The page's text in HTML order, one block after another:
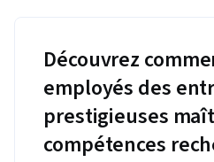
Découvrez
employés des
prestigieuses
compétences